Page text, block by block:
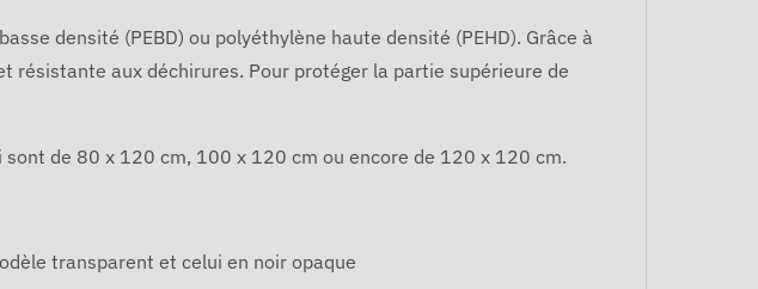
densité (PEBD) ou polyéthylène haute densité (PEHD). Grâce à
résistante aux déchirures. Pour protéger la partie supérieure de
sont de 80 x 120 cm, 100 x 120 cm ou encore de 120 x 120 cm.
transparent et celui en noir opaque